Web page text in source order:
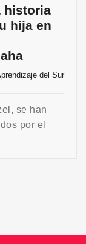
historia
hija en
del Sur
se han
por el